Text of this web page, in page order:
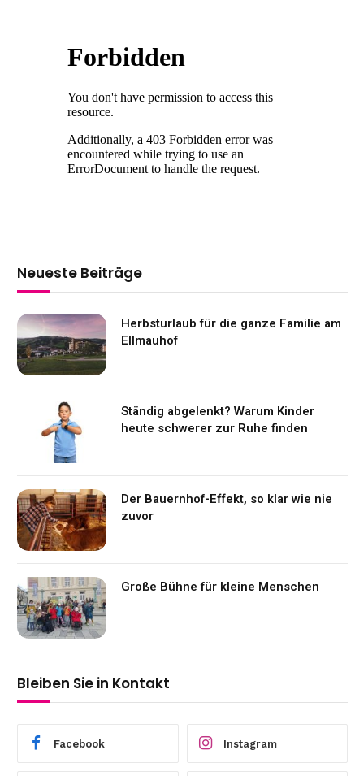
Neueste Beiträge
Herbsturlaub für die ganze Familie am
Ellmauhof
Ständig abgelenkt? Warum Kinder
heute schwerer zur Ruhe finden
Der Bauernhof-Effekt, so klar wie nie
zuvor
Große Bühne für kleine Menschen
Bleiben Sie in Kontakt
Facebook Instagram